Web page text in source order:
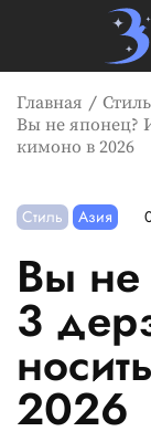
Главная
Стиль
Вы не японец?
кимоно в 2026
Стиль Азия
Вы не
3
2026